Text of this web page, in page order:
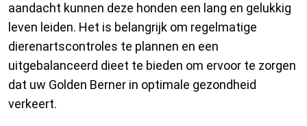
aandacht kunnen deze honden een lang en gelukkig
leven leiden. Het is belangrijk om regelmatige
dierenartscontroles te plannen en een
uitgebalanceerd dieet te bieden om ervoor te zorgen
dat uw Golden Berner in optimale gezondheid
verkeert.